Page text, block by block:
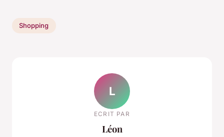
Shopping
L
ECRIT PAR
Léon